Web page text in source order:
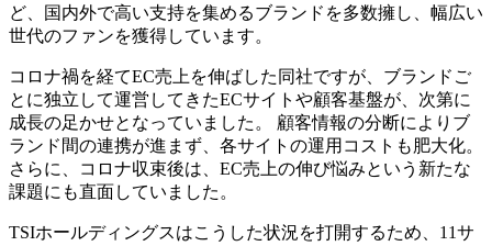
ど、国内外で高い支持を集めるブランドを多数擁し、幅広い
世代のファンを獲得しています。
コロナ禍を経てEC売上を伸ばした同社ですが、ブランドご
とに独立して運営してきたECサイトや顧客基盤が、次第に
成長の足かせとなっていました。 顧客情報の分断によりブ
ランド間の連携が進まず、各サイトの運用コストも肥大化。
さらに、コロナ収束後は、EC売上の伸び悩みという新たな
課題にも直面していました。
TSIホールディングスはこうした状況を打開するため、11サ